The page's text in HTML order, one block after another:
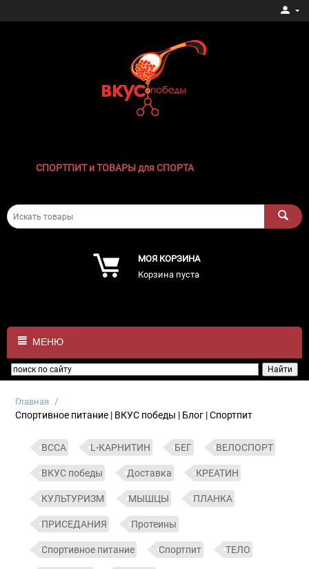
СПОРТПИТ и ТОВАРЫ для СПОРТА
МОЯ КОРЗИНА
Корзина пуста
МЕНЮ
Главная
/
Спортивное питание | ВКУС победы | Блог | Спортпит
BCCA L-КАРНИТИН БЕГ ВЕЛОСПОРТ
ВКУС победы Доставка КРЕАТИН
КУЛЬТУРИЗМ МЫШЦЫ ПЛАНКА
ПРИСЕДАНИЯ Протеины
Спортивное питание Спортпит ТЕЛО